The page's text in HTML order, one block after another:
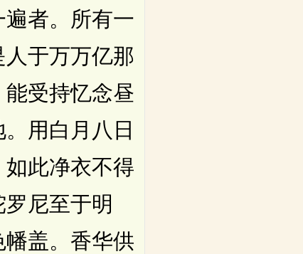
者。所有一
于万万亿那
受持忆念昼
用白月八日
此净衣不得
尼至于明
盖。香华供